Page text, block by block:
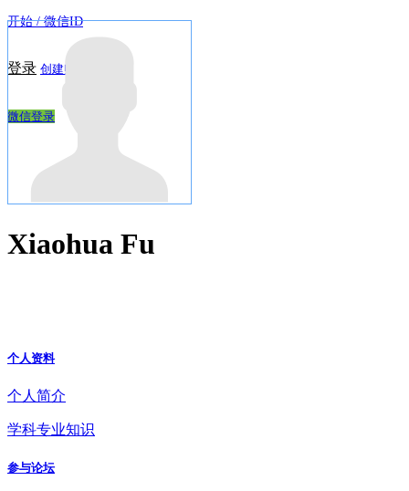
开始 / 微信ID
登录 创建账户
微信登录
Xiaohua Fu
个人资料
个人简介
学科专业知识
参与论坛